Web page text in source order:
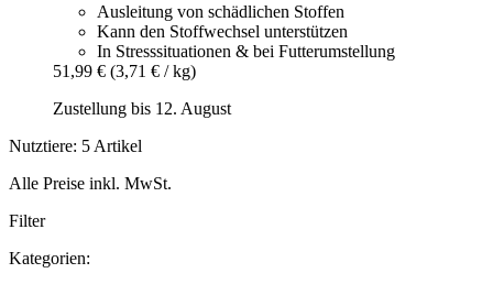
Ausleitung von schädlichen Stoffen
Kann den Stoffwechsel unterstützen
In Stresssituationen & bei Futterumstellung
51,99 € (3,71 € / kg)
Zustellung bis 12. August
Nutztiere: 5 Artikel
Alle Preise inkl. MwSt.
Filter
Kategorien: